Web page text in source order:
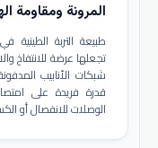
المرونة ومقاومة
طبيعة التربة
تجعلها عرضة
قدرة فريدة على
الوصلات للانفصال أو